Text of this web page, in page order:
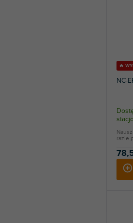
🔥
NC-
razie